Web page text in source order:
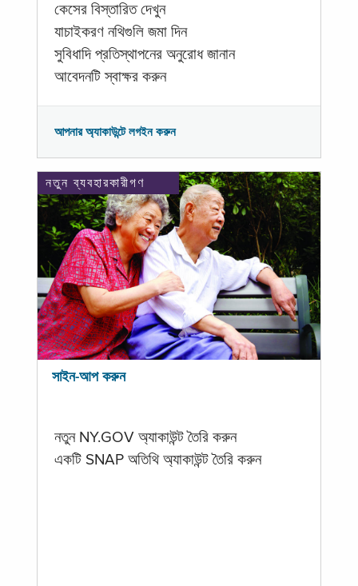
কেসের বিস্তারিত দেখুন
যাচাইকরণ নথিগুলি জমা দিন
সুবিধাদি প্রতিস্থাপনের অনুরোধ জানান
আবেদনটি স্বাক্ষর করুন
আপনার অ্যাকাউন্টে লগইন করুন
নতুন ব্যবহারকারীগণ
সাইন-আপ করুন
নতুন NY.GOV অ্যাকাউন্ট তৈরি করুন
একটি SNAP অতিথি অ্যাকাউন্ট তৈরি করুন